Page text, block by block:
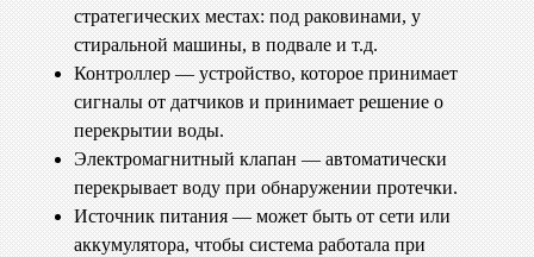
стратегических местах: под раковинами, у
стиральной машины, в подвале и т.д.
Контроллер — устройство, которое принимает
сигналы от датчиков и принимает решение о
перекрытии воды.
Электромагнитный клапан — автоматически
перекрывает воду при обнаружении протечки.
Источник питания — может быть от сети или
аккумулятора, чтобы система работала при